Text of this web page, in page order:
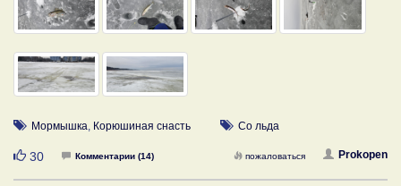
Мормышка, Корюшиная снасть Со льда
Нравится
30 Комментарии (14) Prokopen
пожаловаться